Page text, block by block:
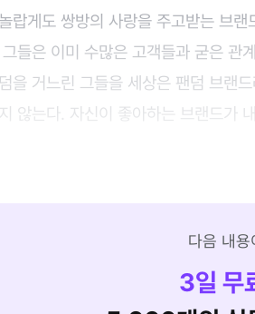
랍게도 쌍방의 사랑을 주고받는 브
들은 이미 수많은 고객들과 굳은 관
을 거느린 그들을 세상은 팬덤 브랜
않는다. 자신이 좋아하는 브랜드가
다음 내
3일 무